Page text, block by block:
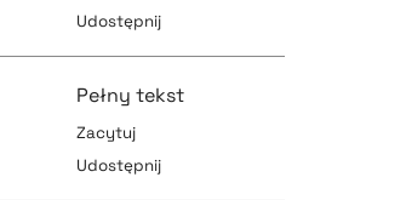
pobierz cytat
Udostępnij
Pełny tekst
Zacytuj
Udostępnij